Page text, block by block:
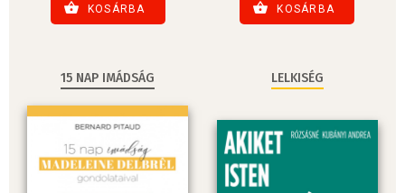
KOSÁRBA KOSÁRBA
15 NAP IMÁDSÁG LELKISÉG